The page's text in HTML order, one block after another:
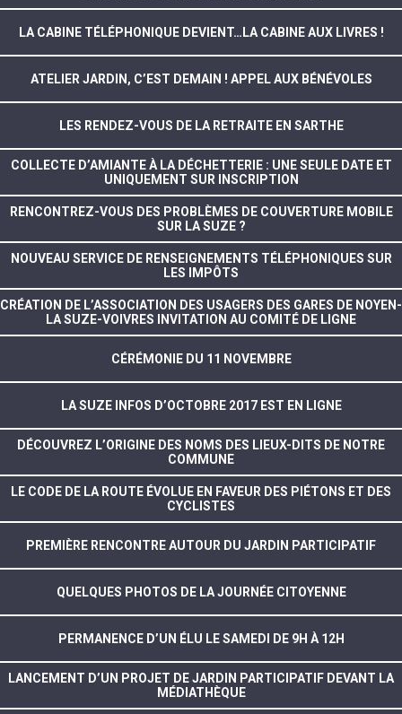
LA CABINE TÉLÉPHONIQUE DEVIENT…LA CABINE AUX LIVRES !
ATELIER JARDIN, C’EST DEMAIN ! APPEL AUX BÉNÉVOLES
LES RENDEZ-VOUS DE LA RETRAITE EN SARTHE
COLLECTE D’AMIANTE À LA DÉCHETTERIE : UNE SEULE DATE ET
UNIQUEMENT SUR INSCRIPTION
RENCONTREZ-VOUS DES PROBLÈMES DE COUVERTURE MOBILE
SUR LA SUZE ?
NOUVEAU SERVICE DE RENSEIGNEMENTS TÉLÉPHONIQUES SUR
LES IMPÔTS
CRÉATION DE L’ASSOCIATION DES USAGERS DES GARES DE NOYEN-
LA SUZE-VOIVRES INVITATION AU COMITÉ DE LIGNE
CÉRÉMONIE DU 11 NOVEMBRE
LA SUZE INFOS D’OCTOBRE 2017 EST EN LIGNE
DÉCOUVREZ L’ORIGINE DES NOMS DES LIEUX-DITS DE NOTRE
COMMUNE
LE CODE DE LA ROUTE ÉVOLUE EN FAVEUR DES PIÉTONS ET DES
CYCLISTES
PREMIÈRE RENCONTRE AUTOUR DU JARDIN PARTICIPATIF
QUELQUES PHOTOS DE LA JOURNÉE CITOYENNE
PERMANENCE D’UN ÉLU LE SAMEDI DE 9H À 12H
LANCEMENT D’UN PROJET DE JARDIN PARTICIPATIF DEVANT LA
MÉDIATHÈQUE